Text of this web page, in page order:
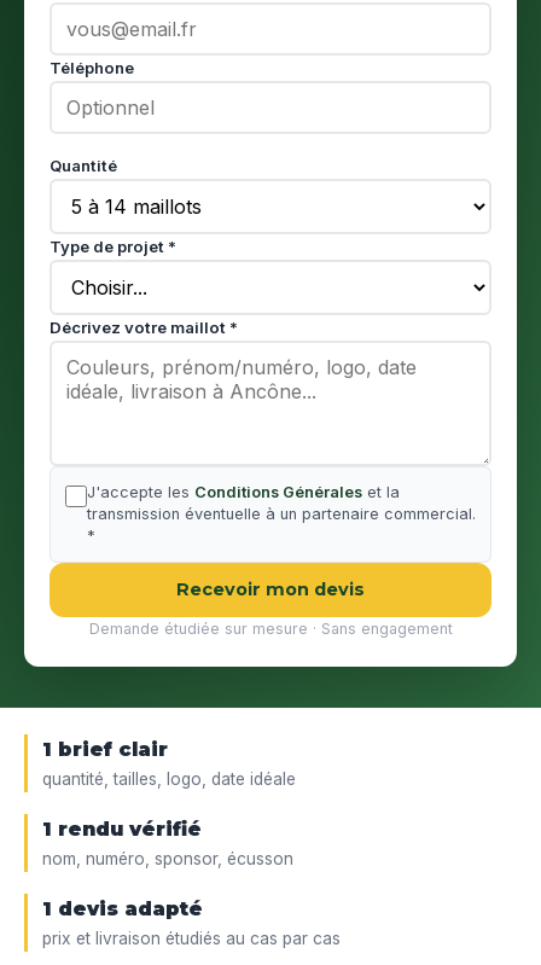
Téléphone
Quantité
Type de projet *
Décrivez votre maillot *
J'accepte les Conditions Générales et la
transmission éventuelle à un partenaire commercial.
*
Recevoir mon devis
Demande étudiée sur mesure · Sans engagement
1 brief clair
quantité, tailles, logo, date idéale
1 rendu vérifié
nom, numéro, sponsor, écusson
1 devis adapté
prix et livraison étudiés au cas par cas